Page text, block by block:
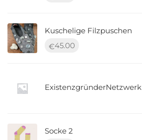
Kuschelige Filzpuschen
€45.00
ExistenzgründerNetzwerk
Socke 2